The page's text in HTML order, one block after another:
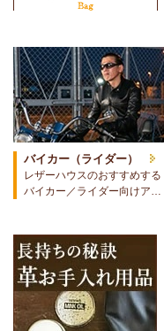
バイカー（ライダー）
レザーハウスのおすすめする
バイカー／ライダー向けア…